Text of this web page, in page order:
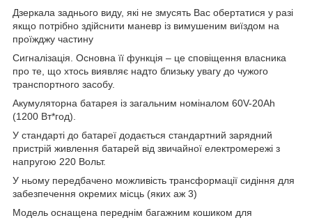
Дзеркала заднього виду, які не змусять Вас обертатися у разі
якщо потрібно здійснити маневр із вимушеним виїздом на
проїжджу частину
Сигналізація. Основна її функція – це сповіщення власника
про те, що хтось виявляє надто близьку увагу до чужого
транспортного засобу.
Акумуляторна батарея із загальним номіналом 60V-20Ah
(1200 Вт*год).
У стандарті до батареї додається стандартний зарядний
пристрій живлення батарей від звичайної електромережі з
напругою 220 Вольт.
У ньому передбачено можливість трансформації сидіння для
забезпечення окремих місць (яких аж 3)
Модель оснащена переднім багажним кошиком для